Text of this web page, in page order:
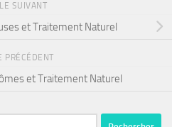
SUIVANT
et Traitement Naturel
PRÉCÉDENT
et Traitement Naturel